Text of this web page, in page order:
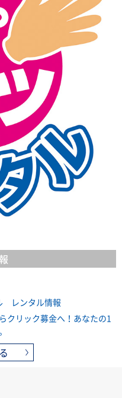
レンタル情報
クリック募金へ！あなたの1